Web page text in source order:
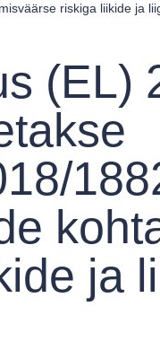
riskiga liikide ja
(EL)
ja